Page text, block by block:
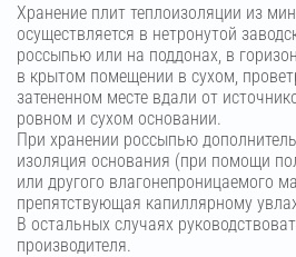
Хранение плит теплоизоляции из
осуществляется в нетронутой
россыпью или на поддонах, в
в крытом помещении в сухом,
затененном месте вдали от
ровном и сухом основании.
При хранении россыпью
изоляция основания (при помощи
или другого влагонепроницаемого
препятствующая капиллярному
В остальных случаях
производителя.